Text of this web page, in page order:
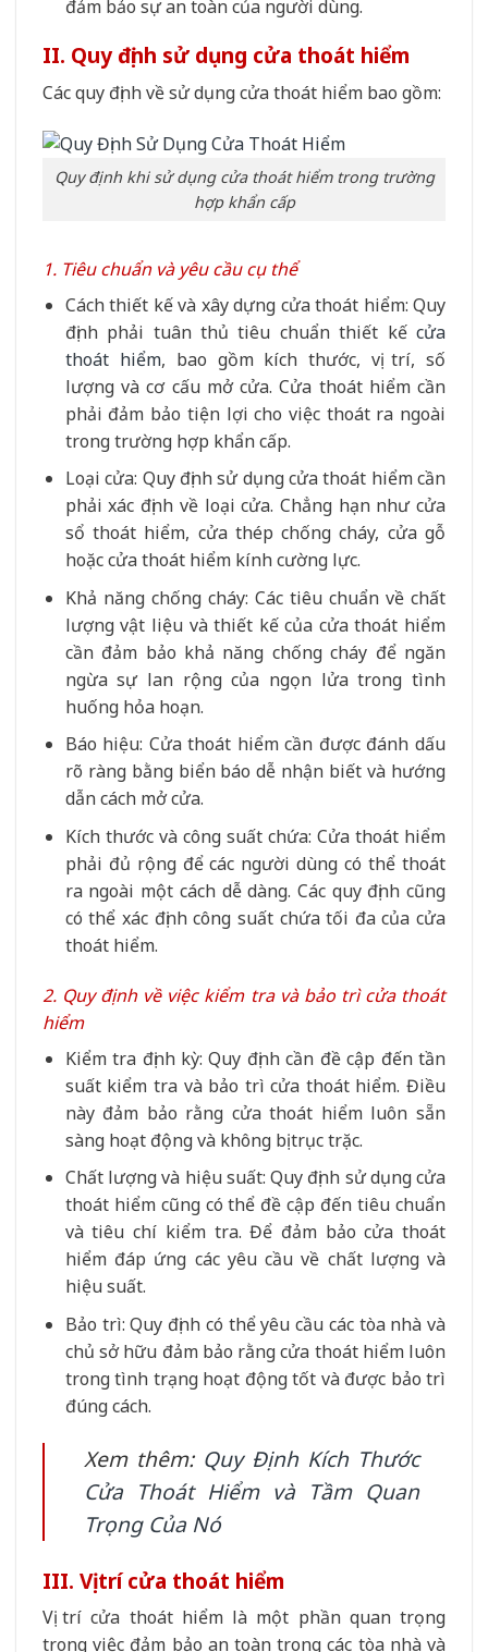
đảm bảo sự an toàn của người dùng.
II. Quy định sử dụng cửa thoát hiểm
Các quy định về sử dụng cửa thoát hiểm bao gồm:
Quy định khi sử dụng cửa thoát hiểm trong trường
hợp khẩn cấp
1. Tiêu chuẩn và yêu cầu cụ thể
Cách thiết kế và xây dựng cửa thoát hiểm: Quy
định phải tuân thủ tiêu chuẩn thiết kế cửa
thoát hiểm, bao gồm kích thước, vị trí, số
lượng và cơ cấu mở cửa. Cửa thoát hiểm cần
phải đảm bảo tiện lợi cho việc thoát ra ngoài
trong trường hợp khẩn cấp.
Loại cửa: Quy định sử dụng cửa thoát hiểm cần
phải xác định về loại cửa. Chẳng hạn như cửa
sổ thoát hiểm, cửa thép chống cháy, cửa gỗ
hoặc cửa thoát hiểm kính cường lực.
Khả năng chống cháy: Các tiêu chuẩn về chất
lượng vật liệu và thiết kế của cửa thoát hiểm
cần đảm bảo khả năng chống cháy để ngăn
ngừa sự lan rộng của ngọn lửa trong tình
huống hỏa hoạn.
Báo hiệu: Cửa thoát hiểm cần được đánh dấu
rõ ràng bằng biển báo dễ nhận biết và hướng
dẫn cách mở cửa.
Kích thước và công suất chứa: Cửa thoát hiểm
phải đủ rộng để các người dùng có thể thoát
ra ngoài một cách dễ dàng. Các quy định cũng
có thể xác định công suất chứa tối đa của cửa
thoát hiểm.
2. Quy định về việc kiểm tra và bảo trì cửa thoát
hiểm
Kiểm tra định kỳ: Quy định cần đề cập đến tần
suất kiểm tra và bảo trì cửa thoát hiểm. Điều
này đảm bảo rằng cửa thoát hiểm luôn sẵn
sàng hoạt động và không bị trục trặc.
Chất lượng và hiệu suất: Quy định sử dụng cửa
thoát hiểm cũng có thể đề cập đến tiêu chuẩn
và tiêu chí kiểm tra. Để đảm bảo cửa thoát
hiểm đáp ứng các yêu cầu về chất lượng và
hiệu suất.
Bảo trì: Quy định có thể yêu cầu các tòa nhà và
chủ sở hữu đảm bảo rằng cửa thoát hiểm luôn
trong tình trạng hoạt động tốt và được bảo trì
đúng cách.
Xem thêm: Quy Định Kích Thước
Cửa Thoát Hiểm và Tầm Quan
Trọng Của Nó
III. Vị trí cửa thoát hiểm
Vị trí cửa thoát hiểm là một phần quan trọng
trong việc đảm bảo an toàn trong các tòa nhà và